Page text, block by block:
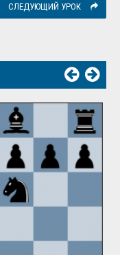
СЛЕДУЮЩИЙ УРОК